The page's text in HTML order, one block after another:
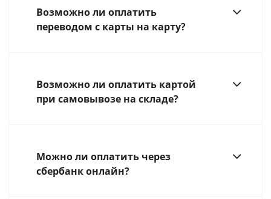
Возможно ли оплатить
переводом с карты на карту?
Возможно ли оплатить картой
при самовывозе на складе?
Можно ли оплатить через
сбербанк онлайн?